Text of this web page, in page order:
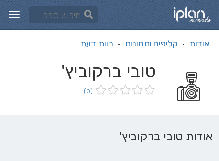
אודות · קליפים ותמונות · חוות דעת
טובי ברקוביץ'
(0)
אודות טובי ברקוביץ'